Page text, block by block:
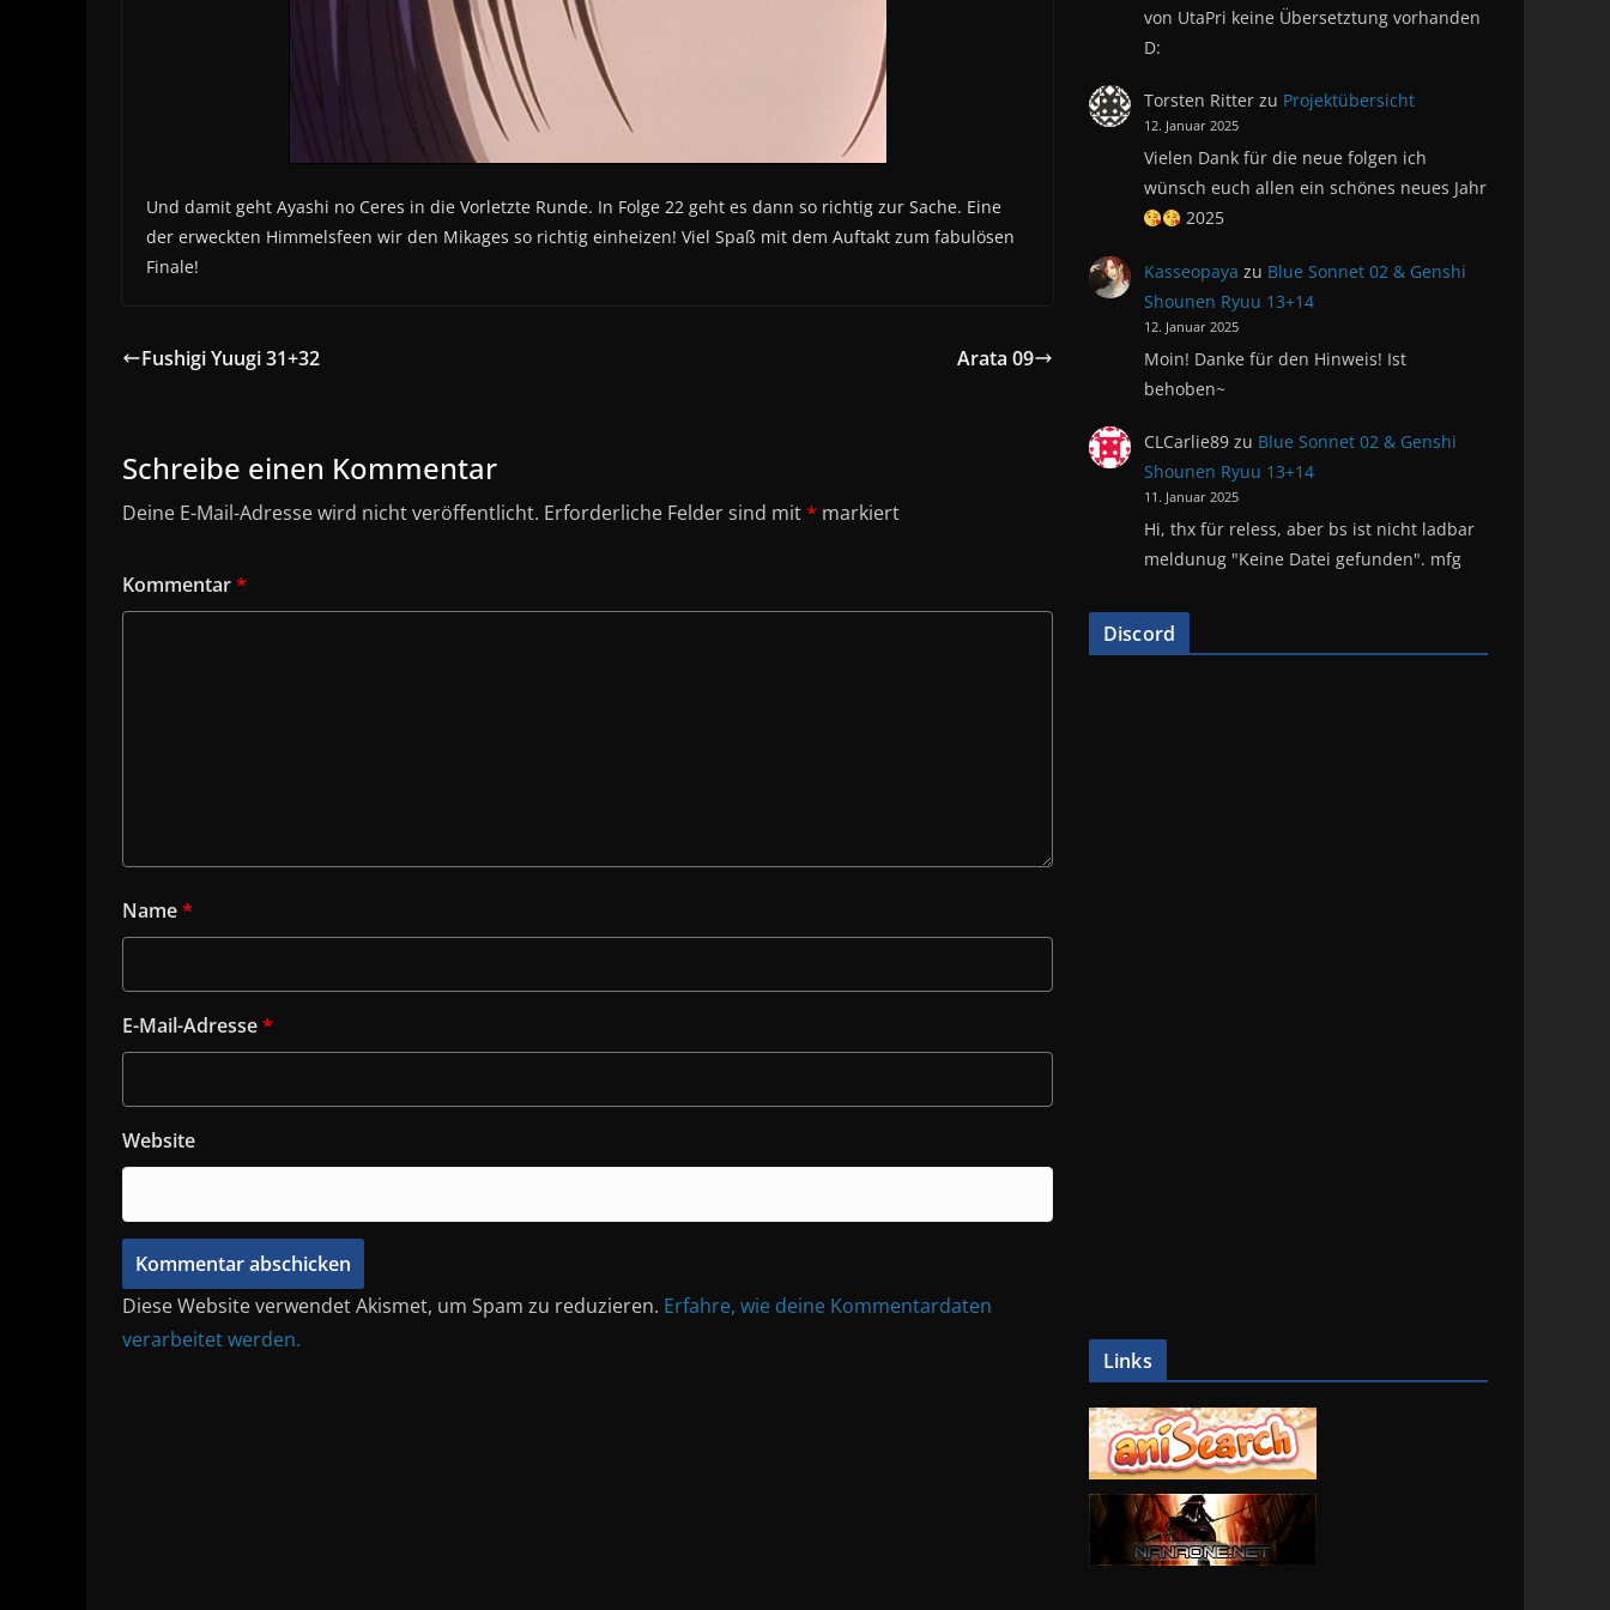
Und damit geht Ayashi no Ceres in die Vorletzte Runde. In Folge 22 geht es dann so richtig zur Sache. Eine
der erweckten Himmelsfeen wir den Mikages so richtig einheizen! Viel Spaß mit dem Auftakt zum fabulösen
Finale!
Fushigi Yuugi 31+32 Arata 09
Schreibe einen Kommentar
Deine E-Mail-Adresse wird nicht veröffentlicht. Erforderliche Felder sind mit* markiert
Kommentar*
Name*
E-Mail-Adresse*
Website
Diese Website verwendet Akismet, um Spam zu reduzieren. Erfahre, wie deine Kommentardaten
verarbeitet werden.
von UtaPri keine Übersetztung vorhanden
D:
Torsten Ritterzu Projektübersicht
12. Januar 2025
Vielen Dank für die neue folgen ich
wünsch euch allen ein schönes neues Jahr
2025
Kasseopaya zu Blue Sonnet 02 & Genshi
Shounen Ryuu 13+14
12. Januar 2025
Moin! Danke für den Hinweis! Ist
behoben~
CLCarlie89zu Blue Sonnet 02 & Genshi
Shounen Ryuu 13+14
11. Januar 2025
Hi, thx für reless, aber bs ist nicht ladbar
meldunug "Keine Datei gefunden". mfg
Discord
Links